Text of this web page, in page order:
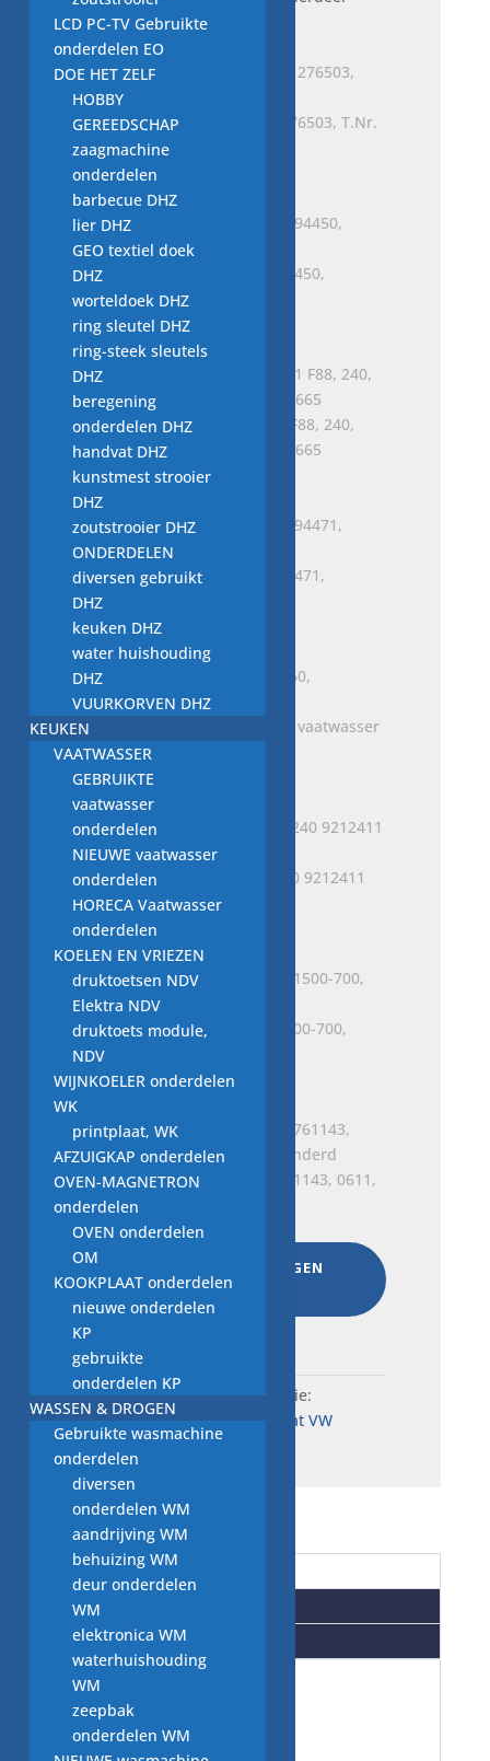
€10,00
niveauregelaar E 00 42, 276503, T.Nr.
3369961 vaatwasser
€7,50
niveauregelaar T.Nr. 2394450,
vaatwasser onderdeel
€10,00
niveauregelaar 731-5651 F88, 240,
155-100, 85-35, T Nr. 1418665
€15,00
niveauregelaar T.Nr. 2394471,
€10,00
niveauregelaar 18991860, vaatwasser
onderdeel
€10,00
niveauregelaar 96-25-E240 9212411
vaatwasser onderdeel
€10,00
niveauregelaar E.95.10.1500-700,
T.Nr. 4013255 vaatwasser
€10,00
niveau regelaar 152.98.761143, 0611,
60-27, vaatwasser onderd
€10,00
AAN WINKELWAGEN
TOEVOEGEN
SKU:W8b.11184
Categorie:
niveauregelaar pressostaat VW
Beschrijving
Aanvullende informatie
Beoordelingen (0)
vaatwasser
LCD PC-TV Gebruikte
onderdelen EO
DOE HET ZELF
HOBBY
GEREEDSCHAP
zaagmachine
onderdelen
barbecue DHZ
lier DHZ
GEO textiel doek
DHZ
worteldoek DHZ
ring sleutel DHZ
ring-steek sleutels
DHZ
beregening
onderdelen DHZ
handvat DHZ
kunstmest strooier
DHZ
zoutstrooier DHZ
ONDERDELEN
diversen gebruikt
DHZ
keuken DHZ
water huishouding
DHZ
VUURKORVEN DHZ
KEUKEN
VAATWASSER
GEBRUIKTE
vaatwasser
onderdelen
NIEUWE vaatwasser
onderdelen
HORECA Vaatwasser
onderdelen
KOELEN EN VRIEZEN
druktoetsen NDV
Elektra NDV
druktoets module,
NDV
WIJNKOELER onderdelen
WK
printplaat, WK
AFZUIGKAP onderdelen
OVEN-MAGNETRON
onderdelen
OVEN onderdelen
OM
KOOKPLAAT onderdelen
nieuwe onderdelen
KP
gebruikte
onderdelen KP
WASSEN & DROGEN
Gebruikte wasmachine
onderdelen
diversen
onderdelen WM
aandrijving WM
behuizing WM
deur onderdelen
WM
elektronica WM
waterhuishouding
WM
zeepbak
onderdelen WM